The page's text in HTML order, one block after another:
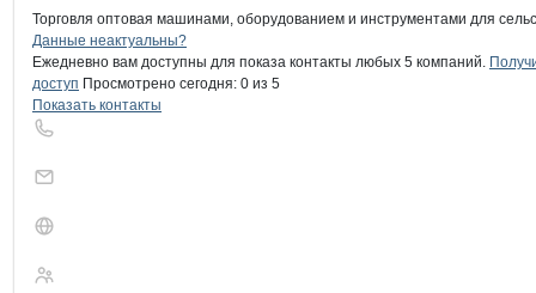
Торговля оптовая машинами, оборудованием и инструментами для
Контактыкомпании
+7(800)000-00-..
Данные неактуальны?
Ежедневно вам доступны для показа контакты любых 5 компаний.
доступ Просмотрено сегодня: 0 из 5
Показать контакты